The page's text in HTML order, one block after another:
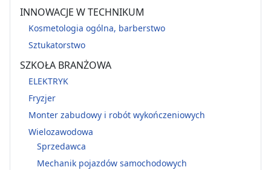
INNOWACJE W TECHNIKUM
Kosmetologia ogólna, barberstwo
Sztukatorstwo
SZKOŁA BRANŻOWA
ELEKTRYK
Fryzjer
Monter zabudowy i robót wykończeniowych
Wielozawodowa
Sprzedawca
Mechanik pojazdów samochodowych